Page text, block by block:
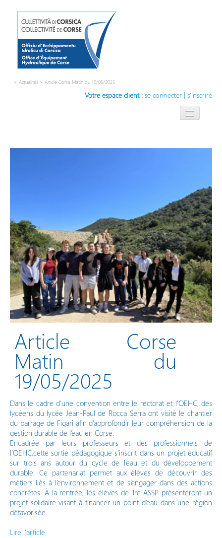
> Actualités > Article Corse Matin du 19/05/2025
Votre espace client : se connecter | s'inscrire
L'eau, notre métier
Vos démarches en ligne
Article Corse
Matin du
19/05/2025
Dans le cadre d’une convention entre le rectorat et l’OEHC, des
lycéens du lycée Jean-Paul de Rocca Serra ont visité le chantier
du barrage de Figari afin d’approfondir leur compréhension de la
gestion durable de l’eau en Corse.
Encadrée par leurs professeurs et des professionnels de
l’OEHC,cette sortie pédagogique s’inscrit dans un projet éducatif
sur trois ans autour du cycle de l’eau et du développement
durable. Ce partenariat permet aux élèves de découvrir des
métiers liés à l’environnement et de s’engager dans des actions
concrètes. À la rentrée, les élèves de 1re ASSP présenteront un
projet solidaire visant à financer un point d’eau dans une région
défavorisée.
Lire l'article